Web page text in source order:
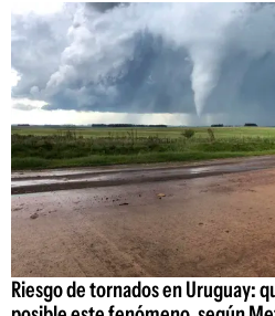
Riesgo de tornados en Uruguay: